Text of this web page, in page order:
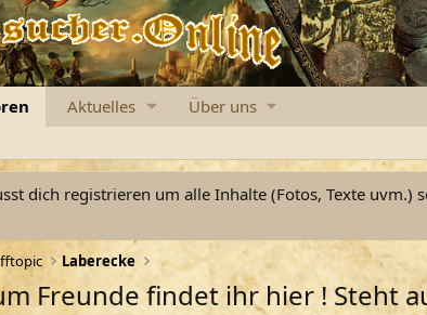
Aktuelles Über uns
dich registrieren um alle Inhalte (Fotos, Texte
Laberecke
Freunde findet ihr hier ! Steht